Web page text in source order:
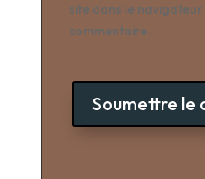
site dans le
commentaire.
Soumettre le